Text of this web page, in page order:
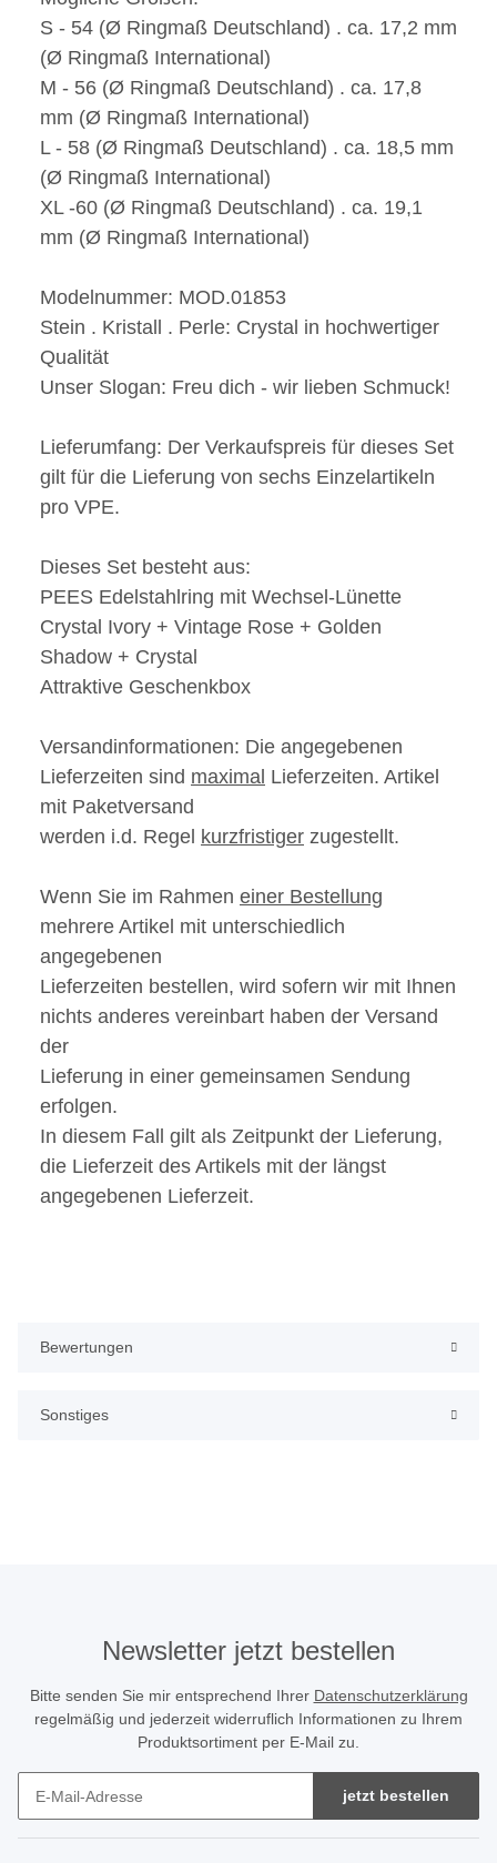
S - 54 (Ø Ringmaß Deutschland) . ca. 17,2 mm
(Ø Ringmaß International)
M - 56 (Ø Ringmaß Deutschland) . ca. 17,8
mm (Ø Ringmaß International)
L - 58 (Ø Ringmaß Deutschland) . ca. 18,5 mm
(Ø Ringmaß International)
XL -60 (Ø Ringmaß Deutschland) . ca. 19,1
mm (Ø Ringmaß International)
Modelnummer: MOD.01853
Stein . Kristall . Perle: Crystal in hochwertiger
Qualität
Unser Slogan: Freu dich - wir lieben Schmuck!
Lieferumfang: Der Verkaufspreis für dieses Set
gilt für die Lieferung von sechs Einzelartikeln
pro VPE.
Dieses Set besteht aus:
PEES Edelstahlring mit Wechsel-Lünette
Crystal Ivory + Vintage Rose + Golden
Shadow + Crystal
Attraktive Geschenkbox
Versandinformationen: Die angegebenen
Lieferzeiten sind maximal Lieferzeiten. Artikel
mit Paketversand
werden i.d. Regel kurzfristiger zugestellt.
Wenn Sie im Rahmen einer Bestellung
mehrere Artikel mit unterschiedlich
angegebenen
Lieferzeiten bestellen, wird sofern wir mit Ihnen
nichts anderes vereinbart haben der Versand
der
Lieferung in einer gemeinsamen Sendung
erfolgen.
In diesem Fall gilt als Zeitpunkt der Lieferung,
die Lieferzeit des Artikels mit der längst
angegebenen Lieferzeit.
Bewertungen
Sonstiges
Newsletter jetzt bestellen
Bitte senden Sie mir entsprechend Ihrer Datenschutzerklärung
regelmäßig und jederzeit widerruflich Informationen zu Ihrem
Produktsortiment per E-Mail zu.
jetzt bestellen